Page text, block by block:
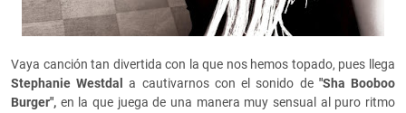
Vaya canción tan divertida con la que nos hemos topado, pues llega
Stephanie Westdala cautivarnos con el sonido de"Sha Booboo
Burger", en la que juega de una manera muy sensual al puro ritmo